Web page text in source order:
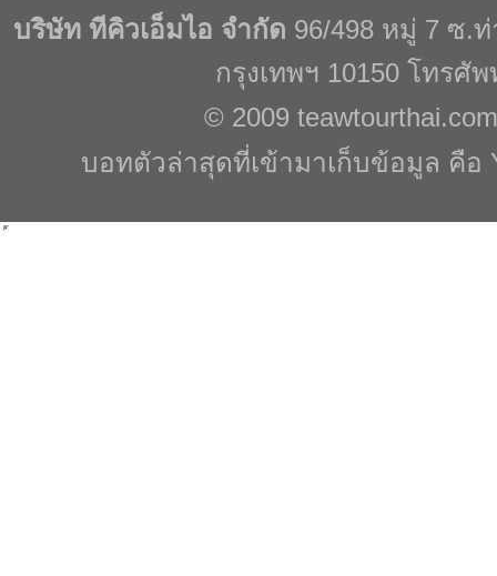
บริษัท ทีคิวเอ็มไอ จำกัด 96/498 หมู่ 7 ซ.
กรุงเทพฯ 10150 โทรศั
© 2009 teawtourthai.com
บอทตัวล่าสุดที่เข้ามาเก็บข้อมูล คือ